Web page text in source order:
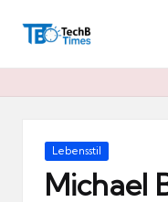
T
h
Posted
Lebensstil
Michael